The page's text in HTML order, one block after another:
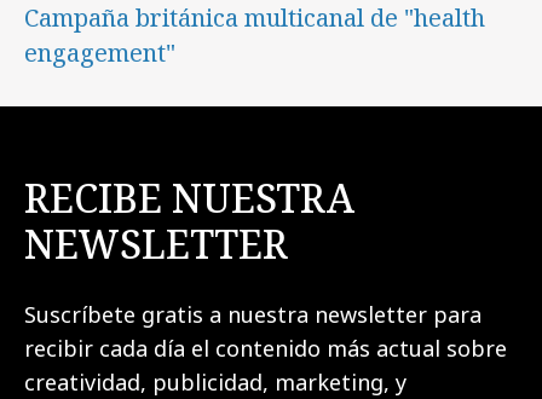
Campaña británica multicanal de "health
engagement"
RECIBE NUESTRA
NEWSLETTER
Suscríbete gratis a nuestra newsletter para
recibir cada día el contenido más actual sobre
creatividad, publicidad, marketing, y